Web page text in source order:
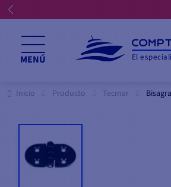
MENÚ El
Inicio Producto Tecmar